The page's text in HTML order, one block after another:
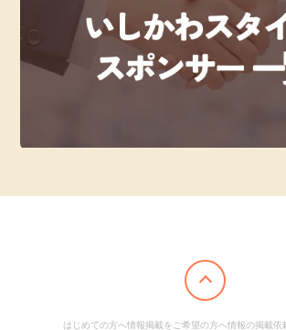
はじめての方へ情報掲載をご希望の方へ情報の掲載依